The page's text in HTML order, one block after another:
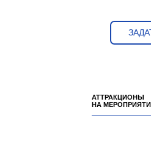
АТТРАКЦИОНЫ
НА